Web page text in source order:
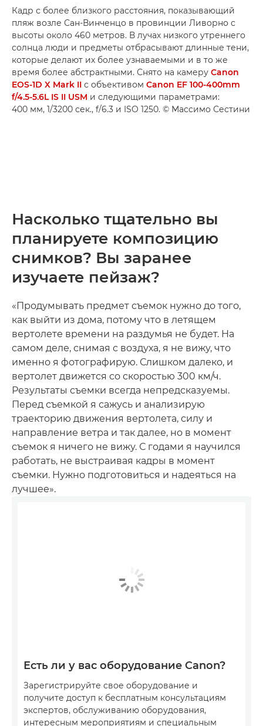
Кадр с более близкого расстояния, показывающий
пляж возле Сан-Винченцо в провинции Ливорно с
высоты около 460 метров. В лучах низкого утреннего
солнца люди и предметы отбрасывают длинные тени,
которые делают их более узнаваемыми и в то же
время более абстрактными. Снято на камеру Canon
EOS-1D X Mark II с объективом Canon EF 100-400mm
f/4.5-5.6L IS II USM и следующими параметрами:
400 мм, 1/3200 сек., f/6.3 и ISO 1250. © Массимо Сестини
Насколько тщательно вы
планируете композицию
снимков? Вы заранее
изучаете пейзаж?
«Продумывать предмет съемок нужно до того,
как выйти из дома, потому что в летящем
вертолете времени на раздумья не будет. На
самом деле, снимая с воздуха, я не вижу, что
именно я фотографирую. Слишком далеко, и
вертолет движется со скоростью 300 км/ч.
Результаты съемки всегда непредсказуемы.
Перед съемкой я сажусь и анализирую
траекторию движения вертолета, силу и
направление ветра и так далее, но в момент
съемок я ничего не вижу. С годами я научился
работать, не выстраивая кадры в момент
съемки. Нужно подготовиться и надеяться на
лучшее».
Есть ли у вас оборудование Canon?
Зарегистрируйте свое оборудование и
получите доступ к бесплатным консультациям
экспертов, обслуживанию оборудования,
интересным мероприятиям и специальным